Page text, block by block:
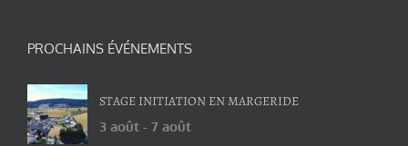
PROCHAINS ÉVÉNEMENTS
STAGE INITIATION EN MARGERIDE
3 août - 7 août